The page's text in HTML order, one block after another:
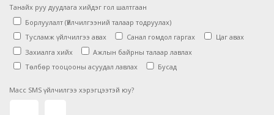
Танайх руу дуудлага хийдэг гол шалтгаан
Борлуулалт (Үйлчилгээний талаар тодруулах)
Тусламж үйлчилгээ авах
Санал гомдол гаргах
Цаг авах
Захиалга хийх
Ажлын байрны талаар лавлах
Төлбөр тооцооны асуудал лавлах
Бусад
Масс SMS үйлчилгээ хэрэгцээтэй юу?